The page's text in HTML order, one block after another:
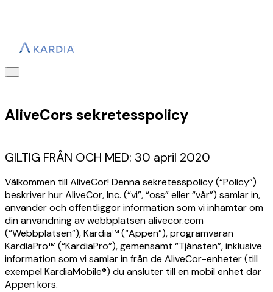
AliveCors sekretesspolicy
GILTIG FRÅN OCH MED: 30 april 2020
Välkommen till AliveCor! Denna sekretesspolicy (“Policy”)
beskriver hur AliveCor, Inc. (“vi”, “oss” eller “vår”) samlar in,
använder och offentliggör information som vi inhämtar om
din användning av webbplatsen alivecor.com
(“Webbplatsen”), Kardia™ (“Appen”), programvaran
KardiaPro™ (“KardiaPro”), gemensamt “Tjänsten”, inklusive
information som vi samlar in från de AliveCor-enheter (till
exempel KardiaMobile®) du ansluter till en mobil enhet där
Appen körs.